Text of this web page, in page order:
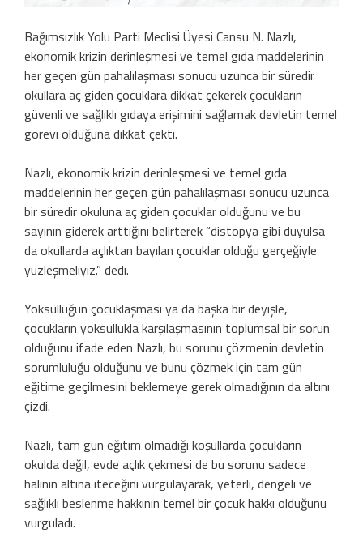
Bağımsızlık Yolu Parti Meclisi Üyesi Cansu N. Nazlı,
ekonomik krizin derinleşmesi ve temel gıda maddelerinin
her geçen gün pahalılaşması sonucu uzunca bir süredir
okullara aç giden çocuklara dikkat çekerek çocukların
güvenli ve sağlıklı gıdaya erişimini sağlamak devletin temel
görevi olduğuna dikkat çekti.
Nazlı, ekonomik krizin derinleşmesi ve temel gıda
maddelerinin her geçen gün pahalılaşması sonucu uzunca
bir süredir okuluna aç giden çocuklar olduğunu ve bu
sayının giderek arttığını belirterek “distopya gibi duyulsa
da okullarda açlıktan bayılan çocuklar olduğu gerçeğiyle
yüzleşmeliyiz.” dedi.
Yoksulluğun çocuklaşması ya da başka bir deyişle,
çocukların yoksullukla karşılaşmasının toplumsal bir sorun
olduğunu ifade eden Nazlı, bu sorunu çözmenin devletin
sorumluluğu olduğunu ve bunu çözmek için tam gün
eğitime geçilmesini beklemeye gerek olmadığının da altını
çizdi.
Nazlı, tam gün eğitim olmadığı koşullarda çocukların
okulda değil, evde açlık çekmesi de bu sorunu sadece
halının altına iteceğini vurgulayarak, yeterli, dengeli ve
sağlıklı beslenme hakkının temel bir çocuk hakkı olduğunu
vurguladı.